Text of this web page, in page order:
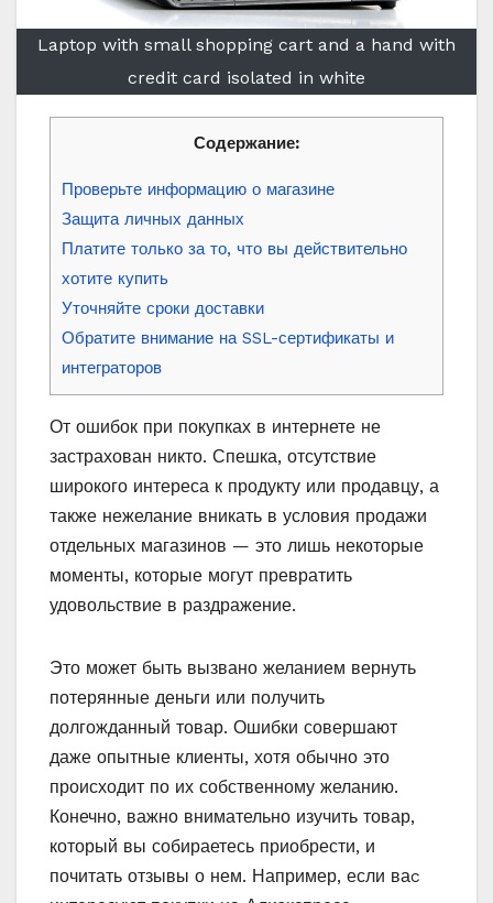
Laptop with small shopping cart and a hand with
credit card isolated in white
Содержание:
Проверьте информацию о магазине
Защита личных данных
Платите только за то, что вы действительно
хотите купить
Уточняйте сроки доставки
Обратите внимание на SSL-сертификаты и
интеграторов
От ошибок при покупках в интернете не
застрахован никто. Спешка, отсутствие
широкого интереса к продукту или продавцу, а
также нежелание вникать в условия продажи
отдельных магазинов — это лишь некоторые
моменты, которые могут превратить
удовольствие в раздражение.
Это может быть вызвано желанием вернуть
потерянные деньги или получить
долгожданный товар. Ошибки совершают
даже опытные клиенты, хотя обычно это
происходит по их собственному желанию.
Конечно, важно внимательно изучить товар,
который вы собираетесь приобрести, и
почитать отзывы о нем. Например, если ваc